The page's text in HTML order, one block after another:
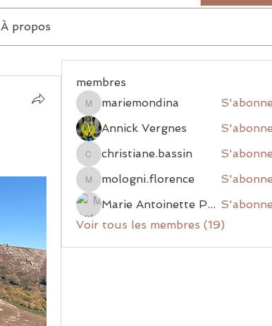
À propos
membres
mariemondina
mariemondina
Annick Vergnes
christiane.bassin
christiane.bassin
mologni.florence
mologni.florence
Marie Antoinette Pacory Laisney
Voir tous les membres (19)